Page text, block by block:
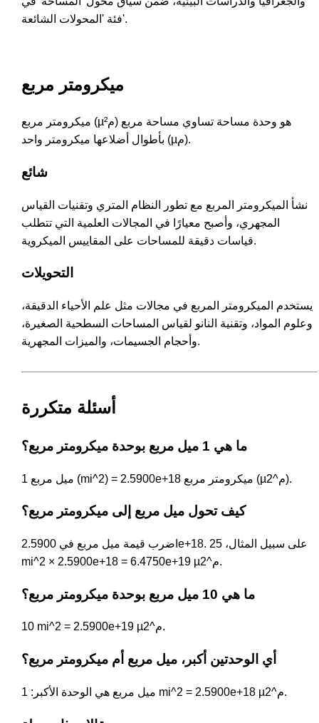
فئة 'المحولات الشائعة'.
ميكرومتر مربع
ميكرومتر مربع (µم²) هو وحدة مساحة تساوي مساحة مربع
بأطوال أضلاعها ميكرومتر واحد (µم).
شائع
نشأ الميكرومتر المربع مع تطور النظام المتري وتقنيات القياس
المجهري، وأصبح معيارًا في المجالات العلمية التي تتطلب
قياسات دقيقة للمساحات على المقاييس الميكروية.
التحويلات
يستخدم الميكرومتر المربع في مجالات مثل علم الأحياء الدقيقة،
وعلوم المواد، وتقنية النانو لقياس المساحات السطحية الصغيرة،
وأحجام الجسيمات، والميزات المجهرية.
أسئلة متكررة
ما هي 1 ميل مربع بوحدة ميكرومتر مربع؟
1 ميل مربع (mi^2) = 2.5900e+18 ميكرومتر مربع (µم^2).
كيف تحول ميل مربع إلى ميكرومتر مربع؟
اضرب قيمة ميل مربع في 2.5900e+18. على سبيل المثال، 25
mi^2 × 2.5900e+18 = 6.4750e+19 µم^2.
ما هي 10 ميل مربع بوحدة ميكرومتر مربع؟
10 mi^2 = 2.5900e+19 µم^2.
أي الوحدتين أكبر، ميل مربع أم ميكرومتر مربع؟
ميل مربع هي الوحدة الأكبر: 1 mi^2 = 2.5900e+18 µم^2.